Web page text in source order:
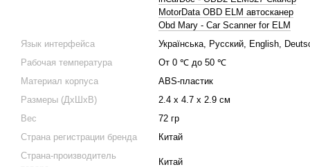
MotorData OBD ELM автосканер
Obd Mary - Car Scanner for ELM
Язык интерфейса
Українська, Русский, English,
Рабочая температура
От 0 ℃ до 50 ℃
Материал корпуса
ABS-пластик
Размеры (ДхШхВ)
2.4 х 4.7 х 2.9 см
Вес
72 гр
Страна регистрации бренда
Китай
Страна-производитель
Китай